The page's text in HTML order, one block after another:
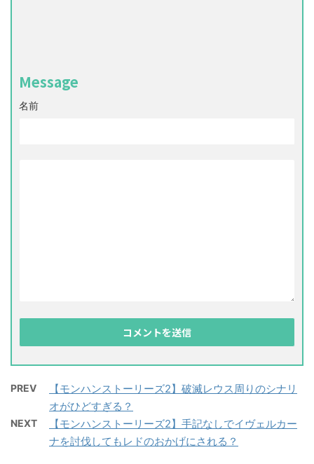
Message
名前
PREV
【モンハンストーリーズ2】破滅レウス周りのシナリ
オがひどすぎる？
NEXT
【モンハンストーリーズ2】手記なしでイヴェルカー
ナを討伐してもレドのおかげにされる？